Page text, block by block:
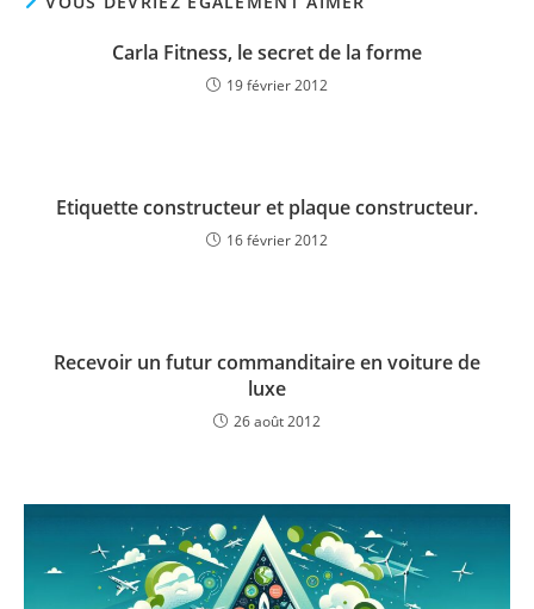
Carla Fitness, le secret de la forme
19 février 2012
Etiquette constructeur et plaque constructeur.
16 février 2012
Recevoir un futur commanditaire en voiture de
luxe
26 août 2012